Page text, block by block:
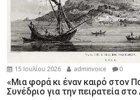
15 Ιουλίου 2026 adminvoice 0
«Μια φορά κι έναν καιρό στον
Συνέδριο για την πειρατεία στο